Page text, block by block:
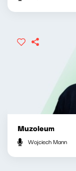
Muzoleum
Wojciech Mann